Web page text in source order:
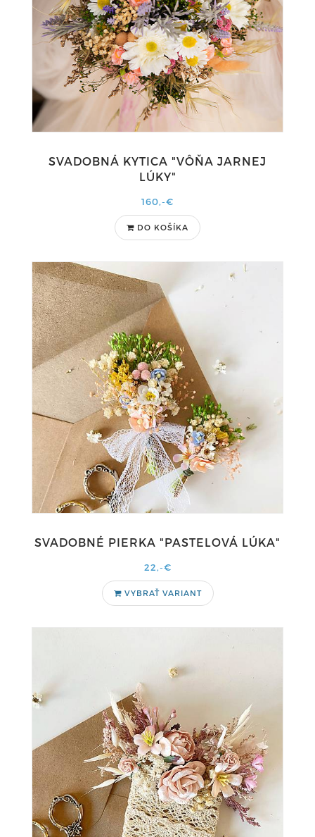
SVADOBNÁ KYTICA "VÔŇA JARNEJ
LÚKY"
160,-€
DO KOŠÍKA
SVADOBNÉ PIERKA "PASTELOVÁ LÚKA"
22,-€
VYBRAŤ VARIANT